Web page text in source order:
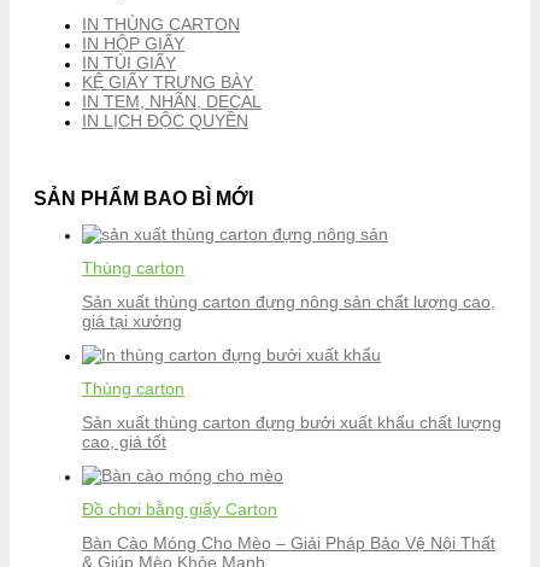
IN THÙNG CARTON
IN HỘP GIẤY
IN TÚI GIẤY
KỆ GIẤY TRƯNG BÀY
IN TEM, NHÃN, DECAL
IN LỊCH ĐỘC QUYỀN
SẢN PHẨM BAO BÌ MỚI
Thùng carton
Sản xuất thùng carton đựng nông sản chất lượng cao,
giá tại xưởng
Thùng carton
Sản xuất thùng carton đựng bưởi xuất khẩu chất lượng
cao, giá tốt
Đồ chơi bằng giấy Carton
Bàn Cào Móng Cho Mèo – Giải Pháp Bảo Vệ Nội Thất
& Giúp Mèo Khỏe Mạnh